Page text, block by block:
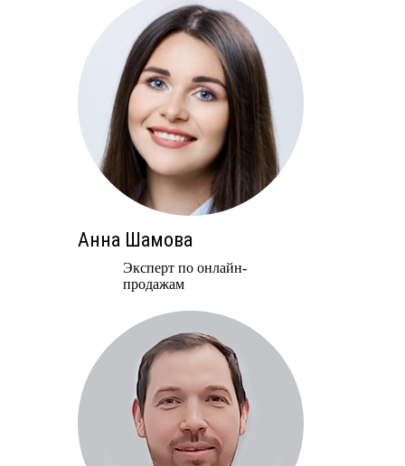
Анна Шамова
Эксперт по онлайн-
продажам